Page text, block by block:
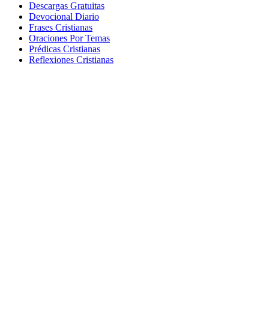
Descargas Gratuitas
Devocional Diario
Frases Cristianas
Oraciones Por Temas
Prédicas Cristianas
Reflexiones Cristianas